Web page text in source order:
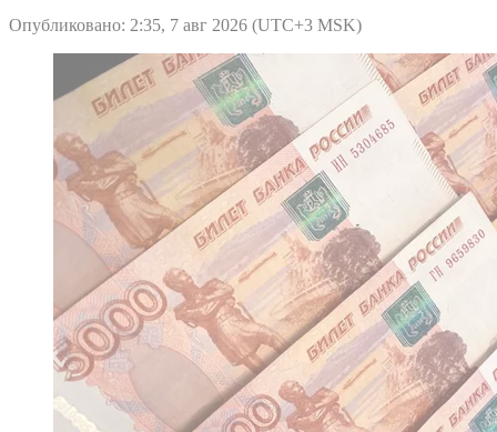
Опубликовано: 2:35, 7 авг 2026 (UTC+3 MSK)